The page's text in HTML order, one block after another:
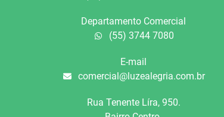
Departamento Comercial
(55) 3744 7080
E-mail
comercial@luzealegria.com.br
Rua Tenente Líra, 950.